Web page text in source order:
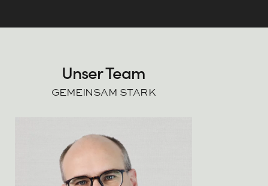
Unser Team
GEMEINSAM STARK